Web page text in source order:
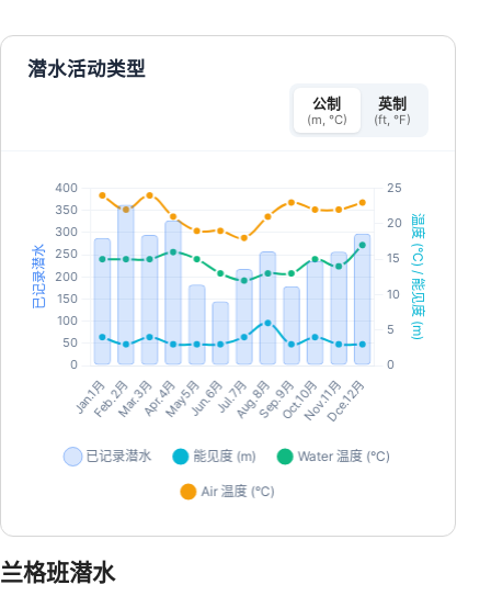
潜水活动类型
公制
(m, °C)
英制
(ft, °F)
兰格班潜水